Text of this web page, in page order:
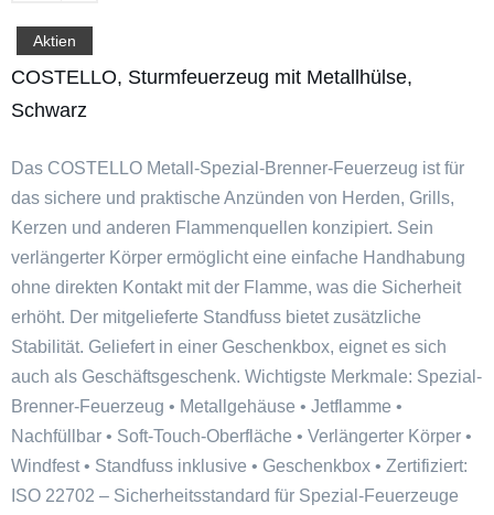
Aktien
COSTELLO, Sturmfeuerzeug mit Metallhülse,
Schwarz
Das COSTELLO Metall-Spezial-Brenner-Feuerzeug ist für
das sichere und praktische Anzünden von Herden, Grills,
Kerzen und anderen Flammenquellen konzipiert. Sein
verlängerter Körper ermöglicht eine einfache Handhabung
ohne direkten Kontakt mit der Flamme, was die Sicherheit
erhöht. Der mitgelieferte Standfuss bietet zusätzliche
Stabilität. Geliefert in einer Geschenkbox, eignet es sich
auch als Geschäftsgeschenk. Wichtigste Merkmale: Spezial-
Brenner-Feuerzeug • Metallgehäuse • Jetflamme •
Nachfüllbar • Soft-Touch-Oberfläche • Verlängerter Körper •
Windfest • Standfuss inklusive • Geschenkbox • Zertifiziert:
ISO 22702 – Sicherheitsstandard für Spezial-Feuerzeuge